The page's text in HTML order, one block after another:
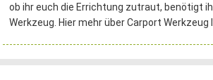
ob ihr euch die Errichtung zutraut, benötigt
Werkzeug. Hier mehr über Carport Werkzeug